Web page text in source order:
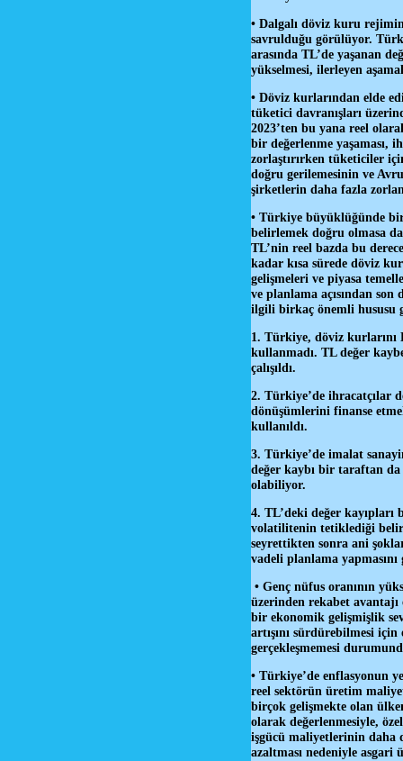
• Dalgalı döviz kuru
savrulduğu görülüyor.
arasında TL’de yaşanan
yükselmesi, ilerleyen
• Döviz kurlarından elde
tüketici davranışları
2023’ten bu yana reel
bir değerlenme yaşaması,
zorlaştırırken tüketiciler
doğru gerilemesinin ve
şirketlerin daha fazla
• Türkiye büyüklüğünde
belirlemek doğru olmasa
TL’nin reel bazda bu
kadar kısa sürede döviz
gelişmeleri ve piyasa
ve planlama açısından
ilgili birkaç önemli hususu
1. Türkiye, döviz
kullanmadı. TL değer
çalışıldı.
2. Türkiye’de ihracatçılar
dönüşümlerini finanse
kullanıldı.
3. Türkiye’de imalat
değer kaybı bir taraftan
olabiliyor.
4. TL’deki değer
volatilitenin tetiklediği
seyrettikten sonra ani
vadeli planlama
• Genç nüfus oranının
üzerinden rekabet
bir ekonomik gelişmişlik
artışını sürdürebilmesi
gerçekleşmemesi
• Türkiye’de enflasyonun
reel sektörün üretim
birçok gelişmekte olan
olarak değerlenmesiyle,
işgücü maliyetlerinin daha
azaltması nedeniyle asgari